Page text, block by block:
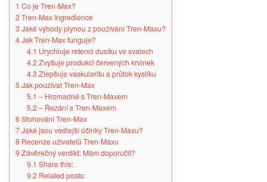
1 Co je Tren-Max?
2Tren-Max Ingredience
3Jaké výhody plynou z používání Tren-Maxu?
4Jak Tren-Max funguje?
4.1 Urychluje retenci dusíku ve svalech
4.2Zvyšuje produkci červených krvinek
4.3Zlepšuje vaskularitu a průtok kyslíku
5Jak používat Tren-Max
5.1 – Hromadné s Tren-Maxem
5.2– Řezání s Tren-Maxem
6Stohování Tren-Max
7Jaké jsou vedlejší účinky Tren-Maxu?
8 Recenze uživatelů Tren-Maxu
9Závěrečný verdikt: Mám doporučit?
9.1 Share this:
9.2Related posts: